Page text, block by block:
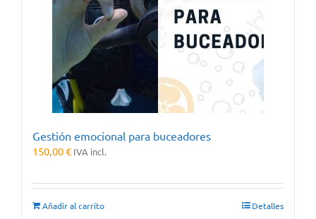
Gestión emocional para buceadores
150,00€ IVA incl.
Añadir al carrito Detalles